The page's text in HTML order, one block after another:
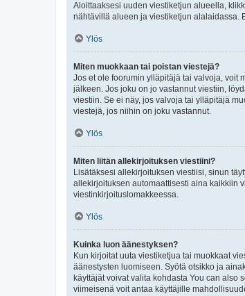
Aloittaaksesi uuden viestiketjun alueella,
nähtävillä alueen ja viestiketjun alalaidassa.
Ylös
Miten muokkaan tai poistan viestejä?
Jos et ole foorumin ylläpitäjä tai valvoja, voit
jälkeen. Jos joku on jo vastannut viestiin,
viestiin. Se ei näy, jos valvoja tai ylläpitäjä
viestejä, jos niihin on joku vastannut.
Ylös
Miten liitän allekirjoituksen viestiini?
Lisätäksesi allekirjoituksen viestiisi, sinun
allekirjoituksen automaattisesti aina kaikkiin
viestinkirjoituslomakkeessa.
Ylös
Kuinka luon äänestyksen?
Kun kirjoitat uuta viestiketjua tai muokkaat
äänestysten luomiseen. Syötä otsikko ja
käyttäjät voivat valita kohdasta You can also
viimeisenä voit antaa käyttäjille